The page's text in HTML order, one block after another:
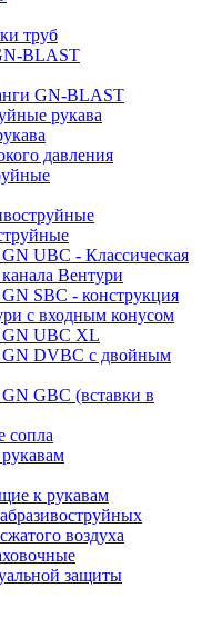
труб
BLAST
GN-BLAST
рукава
давления
UBC - Классическая
Вентури
SBC - конструкция
c входным конусом
GN UBC XL
GN DVBC с двойным
GBC (вставки в
сопла
к рукавам
воздуха
защиты